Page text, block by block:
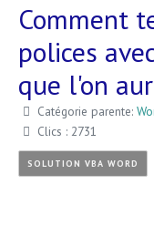
Comment
polices
que l'on
Catégorie parente:
Clics : 2731
SOLUTION VBA WORD